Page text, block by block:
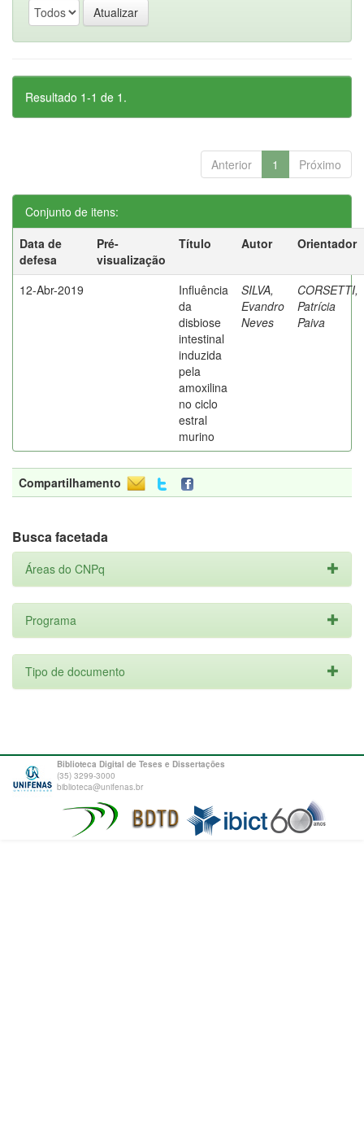
Resultado 1-1 de 1.
Anterior 1 Próximo
Conjunto de itens:
Data de
defesa
Pré-
visualização
Título Autor Orientador
12-Abr-2019
Influência
da
disbiose
intestinal
induzida
pela
amoxilina
no ciclo
estral
murino
SILVA,
Evandro
Neves
CORSETTI,
Patrícia
Paiva
Compartilhamento
Busca facetada
Áreas do CNPq
Programa
Tipo de documento
Biblioteca Digital de Teses e Dissertações
(35) 3299-3000
biblioteca@unifenas.br